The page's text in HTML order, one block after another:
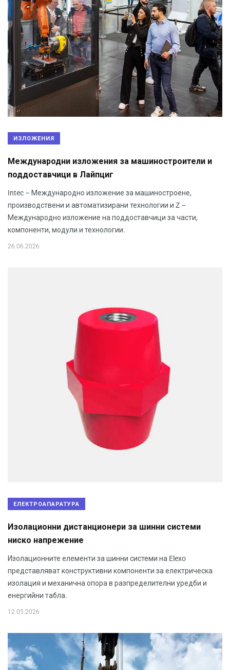
ИЗЛОЖЕНИЯ
Международни изложения за машиностроители и
поддоставчици в Лайпциг
Intec – Международно изложение за машиностроене,
производствени и автоматизирани технологии и Z –
Международно изложение на поддоставчици за части,
компоненти, модули и технологии.
26.06.2026
ЕЛЕКТРОАПАРАТУРА
Изолационни дистанционери за шинни системи
ниско напрежение
Изолационните елементи за шинни системи на Elexo
представляват конструктивни компоненти за електрическа
изолация и механична опора в разпределителни уредби и
енергийни табла.
12.05.2026